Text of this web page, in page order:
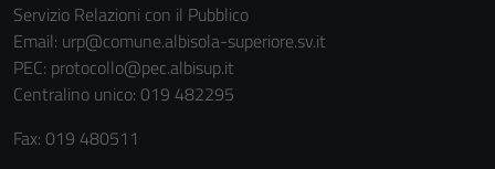
Servizio Relazioni con il Pubblico
Email: urp@comune.albisola-superiore.sv.it
PEC: protocollo@pec.albisup.it
Centralino unico: 019 482295
Fax: 019 480511